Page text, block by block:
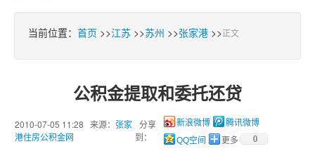
苏州
杭州
宁波
当前位置： 首页 >>江苏 >>苏州 >>张家港 >>正文
公积金提取和委托还贷
2010-07-05 11:28 来源： 张家
港住房公积金网
分享
到：
新浪微博
腾讯微博
QQ空间
更多 0